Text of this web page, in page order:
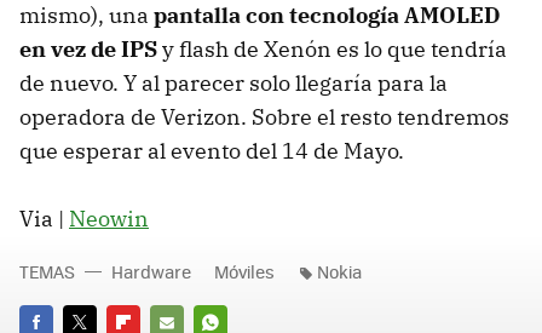
mismo), una pantalla con tecnología AMOLED
en vez de IPSy flash de Xenón es lo que tendría
de nuevo. Y al parecer solo llegaría para la
operadora de Verizon. Sobre el resto tendremos
que esperar al evento del 14 de Mayo.
Via | Neowin
TEMAS Hardware Móviles Nokia